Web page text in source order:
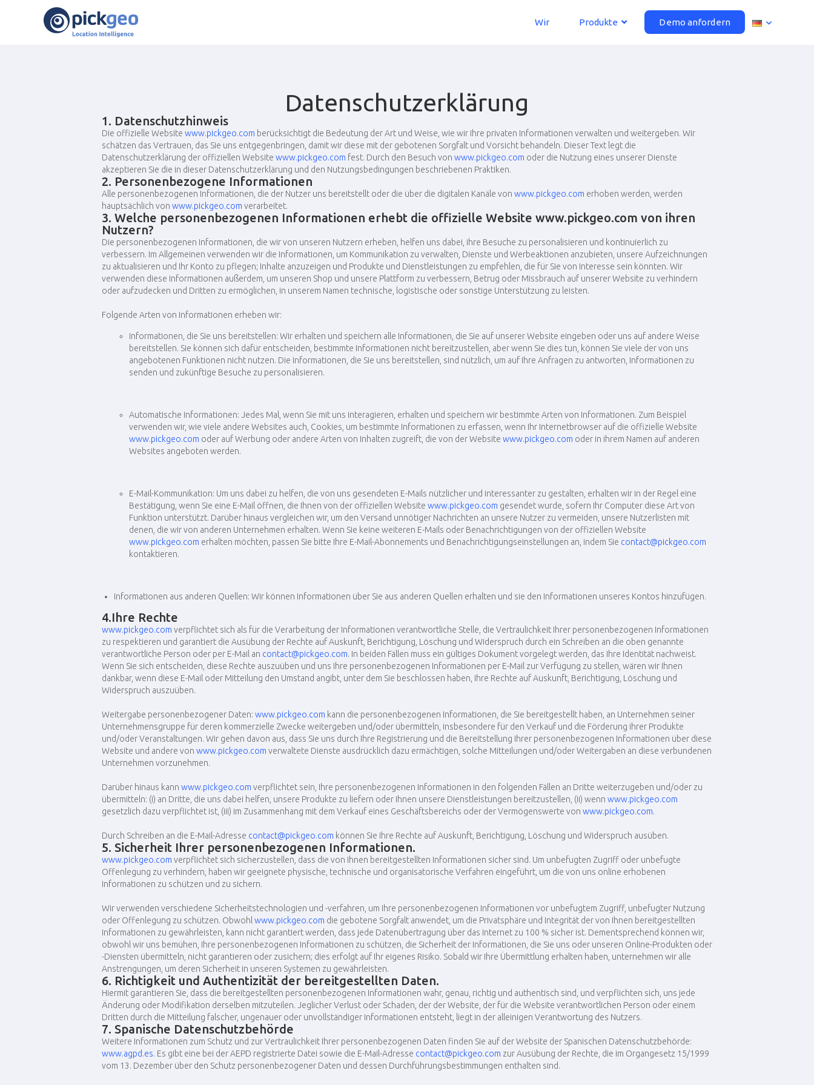
Wir Produkte Demo anfordern
Datenschutzerklärung
1. Datenschutzhinweis
Die offizielle Website www.pickgeo.com berücksichtigt die Bedeutung der Art und Weise, wie wir Ihre privaten Informationen verwalten und weitergeben. Wir
schätzen das Vertrauen, das Sie uns entgegenbringen, damit wir diese mit der gebotenen Sorgfalt und Vorsicht behandeln. Dieser Text legt die
Datenschutzerklärung der offiziellen Website www.pickgeo.com fest. Durch den Besuch von www.pickgeo.com oder die Nutzung eines unserer Dienste
akzeptieren Sie die in dieser Datenschutzerklärung und den Nutzungsbedingungen beschriebenen Praktiken.
2. Personenbezogene Informationen
Alle personenbezogenen Informationen, die der Nutzer uns bereitstellt oder die über die digitalen Kanäle von www.pickgeo.com erhoben werden, werden
hauptsächlich von www.pickgeo.com verarbeitet.
3. Welche personenbezogenen Informationen erhebt die offizielle Website www.pickgeo.com von ihren
Nutzern?
Die personenbezogenen Informationen, die wir von unseren Nutzern erheben, helfen uns dabei, ihre Besuche zu personalisieren und kontinuierlich zu
verbessern. Im Allgemeinen verwenden wir die Informationen, um Kommunikation zu verwalten, Dienste und Werbeaktionen anzubieten, unsere Aufzeichnungen
zu aktualisieren und Ihr Konto zu pflegen; Inhalte anzuzeigen und Produkte und Dienstleistungen zu empfehlen, die für Sie von Interesse sein könnten. Wir
verwenden diese Informationen außerdem, um unseren Shop und unsere Plattform zu verbessern, Betrug oder Missbrauch auf unserer Website zu verhindern
oder aufzudecken und Dritten zu ermöglichen, in unserem Namen technische, logistische oder sonstige Unterstützung zu leisten.
Folgende Arten von Informationen erheben wir:
Informationen, die Sie uns bereitstellen: Wir erhalten und speichern alle Informationen, die Sie auf unserer Website eingeben oder uns auf andere Weise
bereitstellen. Sie können sich dafür entscheiden, bestimmte Informationen nicht bereitzustellen, aber wenn Sie dies tun, können Sie viele der von uns
angebotenen Funktionen nicht nutzen. Die Informationen, die Sie uns bereitstellen, sind nützlich, um auf Ihre Anfragen zu antworten, Informationen zu
senden und zukünftige Besuche zu personalisieren.
Automatische Informationen: Jedes Mal, wenn Sie mit uns interagieren, erhalten und speichern wir bestimmte Arten von Informationen. Zum Beispiel
verwenden wir, wie viele andere Websites auch, Cookies, um bestimmte Informationen zu erfassen, wenn Ihr Internetbrowser auf die offizielle Website
www.pickgeo.com oder auf Werbung oder andere Arten von Inhalten zugreift, die von der Website www.pickgeo.com oder in ihrem Namen auf anderen
Websites angeboten werden.
E-Mail-Kommunikation: Um uns dabei zu helfen, die von uns gesendeten E-Mails nützlicher und interessanter zu gestalten, erhalten wir in der Regel eine
Bestätigung, wenn Sie eine E-Mail öffnen, die Ihnen von der offiziellen Website www.pickgeo.com gesendet wurde, sofern Ihr Computer diese Art von
Funktion unterstützt. Darüber hinaus vergleichen wir, um den Versand unnötiger Nachrichten an unsere Nutzer zu vermeiden, unsere Nutzerlisten mit
denen, die wir von anderen Unternehmen erhalten. Wenn Sie keine weiteren E-Mails oder Benachrichtigungen von der offiziellen Website
www.pickgeo.com erhalten möchten, passen Sie bitte Ihre E-Mail-Abonnements und Benachrichtigungseinstellungen an, indem Sie contact@pickgeo.com
kontaktieren.
Informationen aus anderen Quellen: Wir können Informationen über Sie aus anderen Quellen erhalten und sie den Informationen unseres Kontos hinzufügen.
4.Ihre Rechte
www.pickgeo.com verpflichtet sich als für die Verarbeitung der Informationen verantwortliche Stelle, die Vertraulichkeit Ihrer personenbezogenen Informationen
zu respektieren und garantiert die Ausübung der Rechte auf Auskunft, Berichtigung, Löschung und Widerspruch durch ein Schreiben an die oben genannte
verantwortliche Person oder per E-Mail an contact@pickgeo.com. In beiden Fällen muss ein gültiges Dokument vorgelegt werden, das Ihre Identität nachweist.
Wenn Sie sich entscheiden, diese Rechte auszuüben und uns Ihre personenbezogenen Informationen per E-Mail zur Verfügung zu stellen, wären wir Ihnen
dankbar, wenn diese E-Mail oder Mitteilung den Umstand angibt, unter dem Sie beschlossen haben, Ihre Rechte auf Auskunft, Berichtigung, Löschung und
Widerspruch auszuüben.
Weitergabe personenbezogener Daten: www.pickgeo.com kann die personenbezogenen Informationen, die Sie bereitgestellt haben, an Unternehmen seiner
Unternehmensgruppe für deren kommerzielle Zwecke weitergeben und/oder übermitteln, insbesondere für den Verkauf und die Förderung ihrer Produkte
und/oder Veranstaltungen. Wir gehen davon aus, dass Sie uns durch Ihre Registrierung und die Bereitstellung Ihrer personenbezogenen Informationen über diese
Website und andere von www.pickgeo.com verwaltete Dienste ausdrücklich dazu ermächtigen, solche Mitteilungen und/oder Weitergaben an diese verbundenen
Unternehmen vorzunehmen.
Darüber hinaus kann www.pickgeo.com verpflichtet sein, Ihre personenbezogenen Informationen in den folgenden Fällen an Dritte weiterzugeben und/oder zu
übermitteln: (i) an Dritte, die uns dabei helfen, unsere Produkte zu liefern oder Ihnen unsere Dienstleistungen bereitzustellen, (ii) wenn www.pickgeo.com
gesetzlich dazu verpflichtet ist, (iii) im Zusammenhang mit dem Verkauf eines Geschäftsbereichs oder der Vermögenswerte von www.pickgeo.com.
Durch Schreiben an die E-Mail-Adresse contact@pickgeo.com können Sie Ihre Rechte auf Auskunft, Berichtigung, Löschung und Widerspruch ausüben.
5. Sicherheit Ihrer personenbezogenen Informationen.
www.pickgeo.com verpflichtet sich sicherzustellen, dass die von Ihnen bereitgestellten Informationen sicher sind. Um unbefugten Zugriff oder unbefugte
Offenlegung zu verhindern, haben wir geeignete physische, technische und organisatorische Verfahren eingeführt, um die von uns online erhobenen
Informationen zu schützen und zu sichern.
Wir verwenden verschiedene Sicherheitstechnologien und -verfahren, um Ihre personenbezogenen Informationen vor unbefugtem Zugriff, unbefugter Nutzung
oder Offenlegung zu schützen. Obwohl www.pickgeo.com die gebotene Sorgfalt anwendet, um die Privatsphäre und Integrität der von Ihnen bereitgestellten
Informationen zu gewährleisten, kann nicht garantiert werden, dass jede Datenübertragung über das Internet zu 100 % sicher ist. Dementsprechend können wir,
obwohl wir uns bemühen, Ihre personenbezogenen Informationen zu schützen, die Sicherheit der Informationen, die Sie uns oder unseren Online-Produkten oder
-Diensten übermitteln, nicht garantieren oder zusichern; dies erfolgt auf Ihr eigenes Risiko. Sobald wir Ihre Übermittlung erhalten haben, unternehmen wir alle
Anstrengungen, um deren Sicherheit in unseren Systemen zu gewährleisten.
6. Richtigkeit und Authentizität der bereitgestellten Daten.
Hiermit garantieren Sie, dass die bereitgestellten personenbezogenen Informationen wahr, genau, richtig und authentisch sind, und verpflichten sich, uns jede
Änderung oder Modifikation derselben mitzuteilen. Jeglicher Verlust oder Schaden, der der Website, der für die Website verantwortlichen Person oder einem
Dritten durch die Mitteilung falscher, ungenauer oder unvollständiger Informationen entsteht, liegt in der alleinigen Verantwortung des Nutzers.
7. Spanische Datenschutzbehörde
Weitere Informationen zum Schutz und zur Vertraulichkeit Ihrer personenbezogenen Daten finden Sie auf der Website der Spanischen Datenschutzbehörde:
www.agpd.es. Es gibt eine bei der AEPD registrierte Datei sowie die E-Mail-Adresse contact@pickgeo.com zur Ausübung der Rechte, die im Organgesetz 15/1999
vom 13. Dezember über den Schutz personenbezogener Daten und dessen Durchführungsbestimmungen enthalten sind.